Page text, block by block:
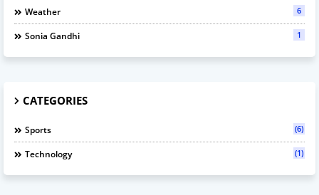
Weather 6
Sonia Gandhi 1
CATEGORIES
Sports (6)
Technology (1)